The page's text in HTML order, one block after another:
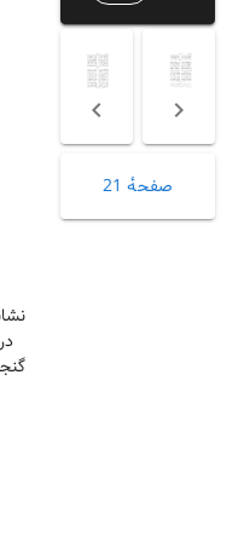
صفحهٔ 21
در